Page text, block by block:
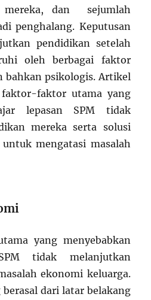
mereka, dan sejumlah
penghalang. Keputusan
pendidikan setelah
oleh berbagai faktor
bahkan psikologis. Artikel
faktor utama yang
lepasan SPM tidak
mereka serta solusi
mengatasi masalah
yang menyebabkan
tidak melanjutkan
ekonomi keluarga.
dari latar belakang